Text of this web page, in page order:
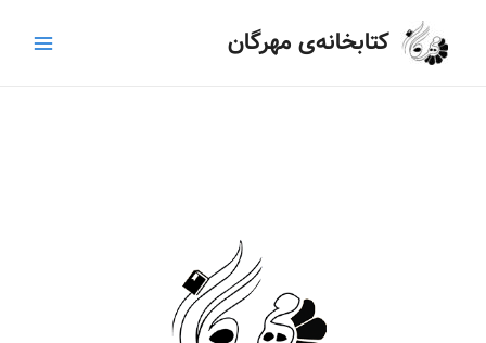
کتابخانه‌ی مهرگان
Menu